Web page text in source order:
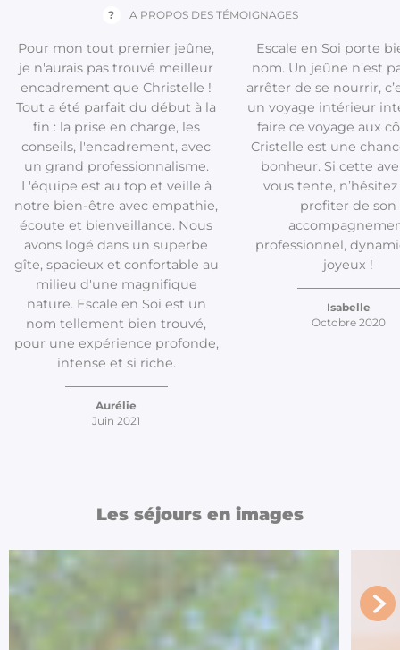
? A PROPOS DES TÉMOIGNAGES
Pour mon tout premier jeûne,
je n'aurais pas trouvé meilleur
encadrement que Christelle !
Tout a été parfait du début à la
fin : la prise en charge, les
conseils, l'encadrement, avec
un grand professionnalisme.
L'équipe est au top et veille à
notre bien-être avec empathie,
écoute et bienveillance. Nous
avons logé dans un superbe
gîte, spacieux et confortable au
milieu d'une magnifique
nature. Escale en Soi est un
nom tellement bien trouvé,
pour une expérience profonde,
intense et si riche.
Aurélie
Juin 2021
Escale en Soi porte
nom. Un jeûne n’est
arrêter de se nourrir,
un voyage intérieur
faire ce voyage aux
Cristelle est une
bonheur. Si cette
vous tente, n’hésitez
profiter de son
professionnel,
joyeux !
Isabelle
Octobre 2020
Les séjours en images